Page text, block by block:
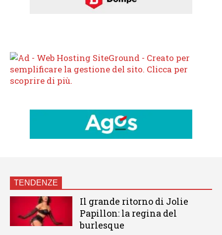
TENDENZE
Il grande ritorno di Jolie
Papillon: la regina del
burlesque